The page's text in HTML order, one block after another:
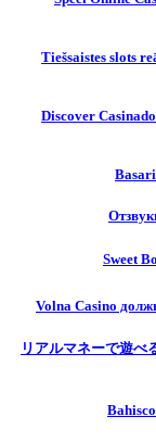
Tiešsaistes slots
Discover
Sweet
Volna Casino
リアルマネーで遊べ